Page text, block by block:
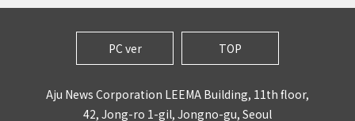
PC ver TOP
Aju News Corporation LEEMA Building, 11th floor,
42, Jong-ro 1-gil, Jongno-gu, Seoul